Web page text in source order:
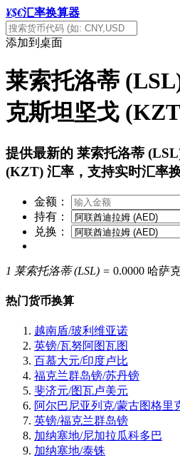
¥$€汇率换算器
添加到桌面
莱索托洛蒂
克斯坦坚戈
提供最新的 莱索托洛蒂
(KZT) 汇率，支持实时汇率
金额：
持有：
兑换：
1 莱索托洛蒂 (LSL) = 0.0000 哈萨
热门货币换算
越南盾/玻利维亚诺
英镑/瓦努阿图瓦图
百慕大元/印度卢比
福克兰群岛镑/苏丹镑
斐济元/图瓦卢美元
阿尔巴尼亚列克/蒙古图格里
英镑/福克兰群岛镑
加纳塞地/尼加拉瓜科多巴
加纳塞地/泰铢